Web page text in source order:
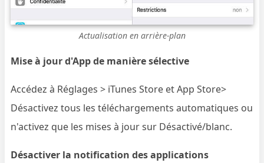
Actualisation en arrière-plan
Mise à jour d'App de manière sélective
Accédez à Réglages > iTunes Store et App Store>
Désactivez tous les téléchargements automatiques ou
n'activez que les mises à jour sur Désactivé/blanc.
Désactiver la notification des applications